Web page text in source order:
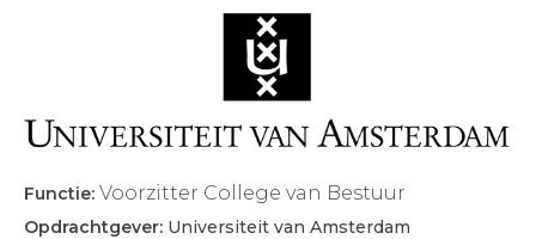
Functie: Voorzitter College van Bestuur
Opdrachtgever: Universiteit van Amsterdam